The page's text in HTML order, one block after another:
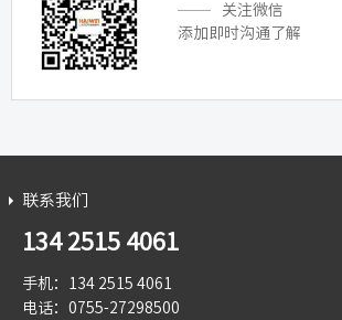
关注微信
添加即时沟通了解
联系我们
134 2515 4061
手机：134 2515 4061
电话：0755-27298500